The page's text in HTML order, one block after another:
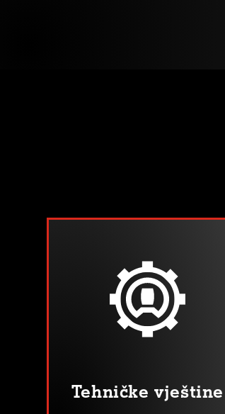
Tehničke vještine